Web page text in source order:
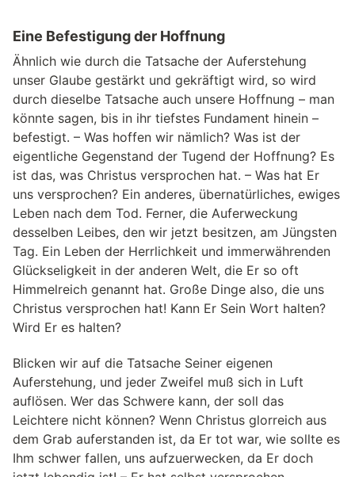
Eine Befestigung der Hoffnung
Ähnlich wie durch die Tatsache der Auferstehung
unser Glaube gestärkt und gekräftigt wird, so wird
durch dieselbe Tatsache auch unsere Hoffnung – man
könnte sagen, bis in ihr tiefstes Fundament hinein –
befestigt. – Was hoffen wir nämlich? Was ist der
eigentliche Gegenstand der Tugend der Hoffnung? Es
ist das, was Christus versprochen hat. – Was hat Er
uns versprochen? Ein anderes, übernatürliches, ewiges
Leben nach dem Tod. Ferner, die Auferweckung
desselben Leibes, den wir jetzt besitzen, am Jüngsten
Tag. Ein Leben der Herrlichkeit und immerwährenden
Glückseligkeit in der anderen Welt, die Er so oft
Himmelreich genannt hat. Große Dinge also, die uns
Christus versprochen hat! Kann Er Sein Wort halten?
Wird Er es halten?
Blicken wir auf die Tatsache Seiner eigenen
Auferstehung, und jeder Zweifel muß sich in Luft
auflösen. Wer das Schwere kann, der soll das
Leichtere nicht können? Wenn Christus glorreich aus
dem Grab auferstanden ist, da Er tot war, wie sollte es
Ihm schwer fallen, uns aufzuerwecken, da Er doch